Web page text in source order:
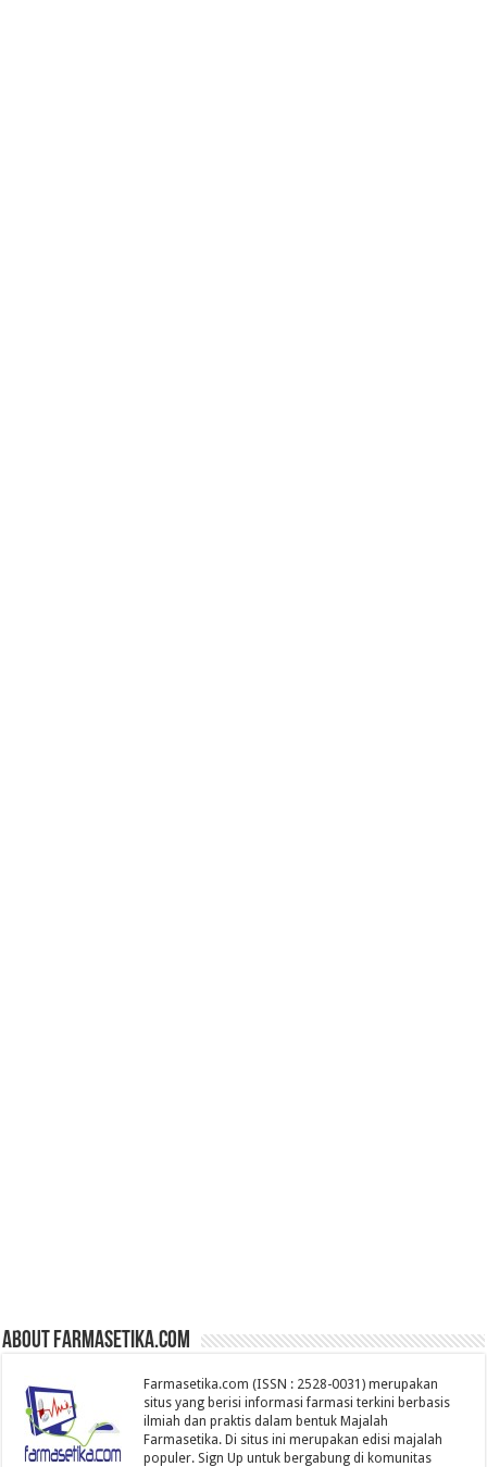
About farmasetika.com
Farmasetika.com (ISSN : 2528-0031) merupakan
situs yang berisi informasi farmasi terkini berbasis
ilmiah dan praktis dalam bentuk Majalah
Farmasetika. Di situs ini merupakan edisi majalah
populer. Sign Up untuk bergabung di komunitas